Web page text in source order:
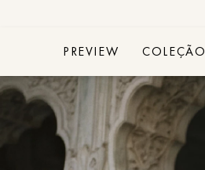
PREVIEW COLEÇÃO
Acessórios